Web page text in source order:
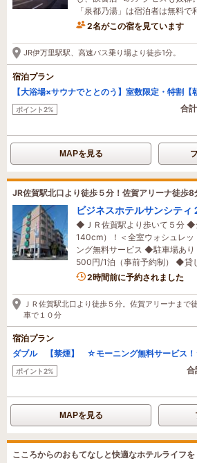
「泉都乃湯」は宿泊者は無料で
2名がこの宿を見ています
たった今予約されました
JR伊万里駅駅、高速バス乗り場より徒歩1分。
宿泊プラン
【大浴場×サウナでととのう】室数限定・特割【
ポイント2% 合
MAPを見る
JR佐賀駅北口より徒歩５分！佐賀アリーナ徒歩8
ビジネスホテルサンシティ
◆ＪＲ佐賀駅より歩いて５分 ◆
140cm）！＜全室ウォシュレ
ング無料サービス ◆駐車場あ
500円/1泊（事前予約制） ◆貸
2時間前に予約されました
ＪＲ佐賀駅北口より徒歩５分。佐賀アリーナまで
車で１０分
宿泊プラン
ダブル 【禁煙】 ☆モーニング無料サービス
ポイント2% 合
MAPを見る
こころからのおもてなしと快適なホテルライフを